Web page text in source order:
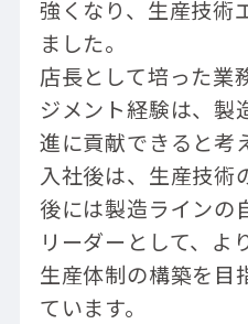
強くなり、生産技術
ました。
店長として培った業
ジメント経験は、製
進に貢献できると考
入社後は、生産技術
後には製造ラインの
リーダーとして、よ
生産体制の構築を目
ています。